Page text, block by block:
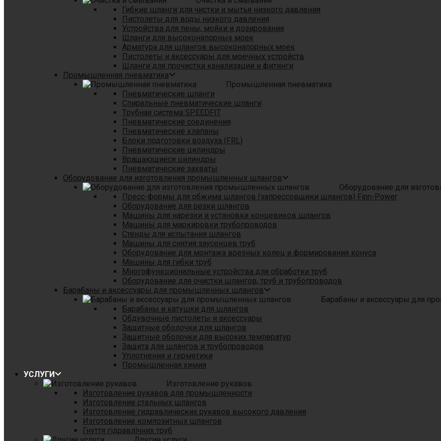
Гибкие шланги для чистки и мытья низкого давления
Пистолеты для воды низкого давления
Устройства для пены, мойки и дозирования
Шланги для высоконапорных моек
Арматура для шлангов высоконапорных моек
Пистолеты и аксессуары для моечных устройств
Шланги для прочистки канализации и фитинги
Промышленная пневматика
Промышленная пневматика
Пневматические шланги
Спиральные пневматические шланги
Tрубная система SPEEDFIT
Пневматические соединения
Пневматические клапаны
Блоки подготовки воздуха (FRL)
Пневматические цилиндры
Вращающиеся цилиндры
Пневматические захваты
Оборудование для изготовления промышленных шлангов
Оборудование для
Пресс-формы для обжима шлангов (запрессовщики шлангов) Finn-Power
Оборудование для резки шлангов
Машины для нарезки и установки концевиков шлангов
Машины для маркировки трубопроводов
Стенды для испытания шлангов
Машины для снятия заусенцев труб
Оборудование для монтажа врезных колец и формирования конуса
Машины для гибки труб
Многофункциональные устройства для обработки труб
Оборудование для очистки шлангов, труб и трубопроводов
Барабаны и аксессуары для промышленных шлангов
Барабаны и аксессуары для
Барабаны и катушки для шлангов
Обдувочные пистолеты и аксессуары
Защитные оболочки для шлангов
Защитные оболочки для высоких температур
Защита для шлангов и трубопроводов
Уплотнения и герметики
Промышленная химия
УСЛУГИ
Изготовление рукавов
Изготовление рукавов для промышленности
Изготовление стальных шлангов
Изготовление гидравлических рукавов высокого давления
Изготовление композитных шлангов
Гнуття гідравлічних труб